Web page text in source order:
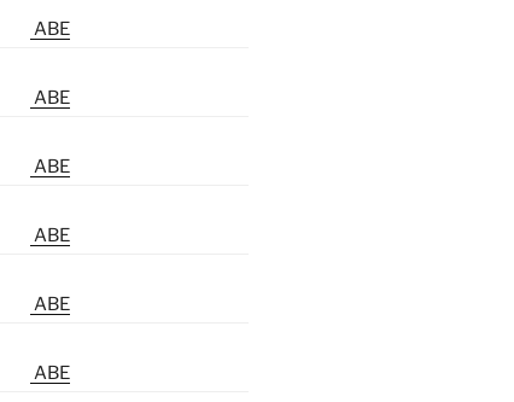
ABE
ABE
ABE
ABE
ABE
ABE